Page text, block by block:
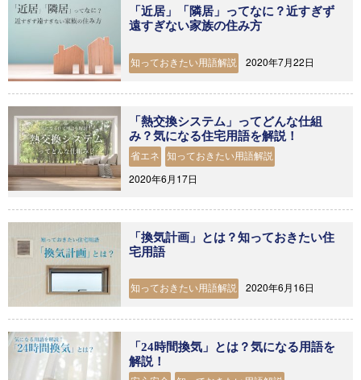
「近居」「隣居」ってなに？近すぎず
遠すぎない家族の住み方
知っておきたい用語解説 2020年7月22日
「熱交換システム」ってどんな仕組
み？気になる住宅用語を解説！
省エネ 知っておきたい用語解説
2020年6月17日
「換気計画」とは？知っておきたい住
宅用語
知っておきたい用語解説 2020年6月16日
「24時間換気」とは？気になる用語を
解説！